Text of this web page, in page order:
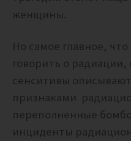
женщины.
Но самое главное,
говорить о радиации,
сенситивы
признаками
переполненные
инциденты